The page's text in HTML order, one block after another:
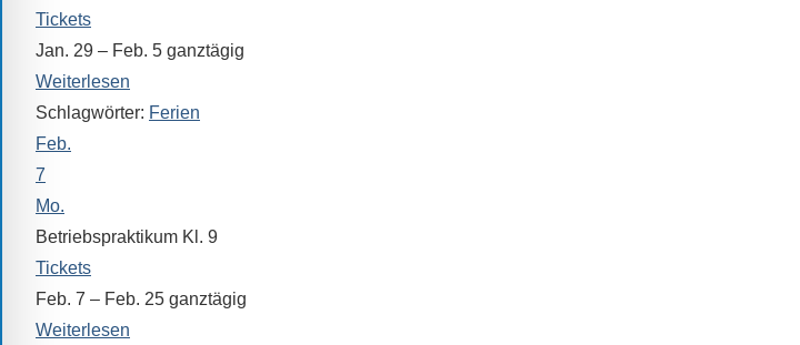
gibt
es
den
Aktivitäten
an
unserer
Schule.
Ob
Sprach-,
Tickets
Jan. 29 – Feb. 5 ganztägig
Weiterlesen
Schlagwörter: Ferien
Feb.
7
Mo.
Betriebspraktikum Kl. 9
Tickets
Feb. 7 – Feb. 25 ganztägig
Weiterlesen